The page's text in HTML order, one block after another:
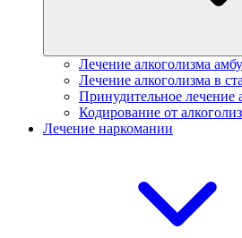
Лечение алкоголизма
Лечение алкоголизма в
Принудительное лечение
Кодирование от
Лечение наркомании